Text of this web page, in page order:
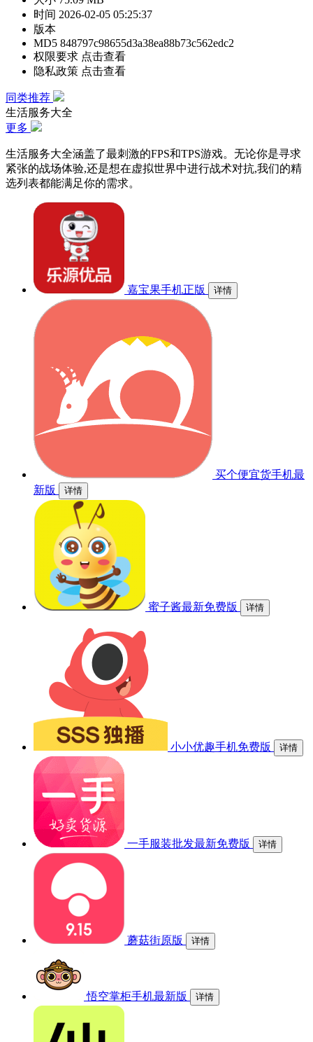
时间 2026-02-05 05:25:37
版本
MD5 848797c98655d3a38ea88b73c562edc2
权限要求 点击查看
隐私政策 点击查看
同类推荐
生活服务大全
更多
生活服务大全涵盖了最刺激的FPS和TPS游戏。无论你是寻求
紧张的战场体验,还是想在虚拟世界中进行战术对抗,我们的精
选列表都能满足你的需求。
嘉宝果手机正版 详情
买个便宜货手机最
新版
详情
蜜子酱最新免费版 详情
小小优趣手机免费版 详情
一手服装批发最新免费版 详情
蘑菇街原版 详情
悟空掌柜手机最新版 详情